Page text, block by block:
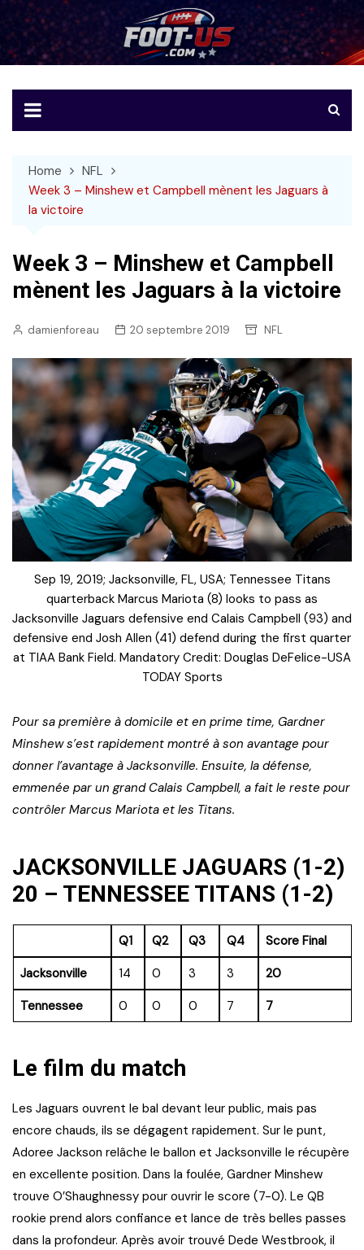
to
content
Foot-US
Le football américain en français
Home
NFL
Week 3 – Minshew et Campbell mènent les Jaguars à
la victoire
Week 3 – Minshew et Campbell
mènent les Jaguars à la victoire
damienforeau 20 septembre 2019 NFL
Sep 19, 2019; Jacksonville, FL, USA; Tennessee Titans
quarterback Marcus Mariota (8) looks to pass as
Jacksonville Jaguars defensive end Calais Campbell (93) and
defensive end Josh Allen (41) defend during the first quarter
at TIAA Bank Field. Mandatory Credit: Douglas DeFelice-USA
TODAY Sports
Pour sa première à domicile et en prime time, Gardner
Minshew s’est rapidement montré à son avantage pour
donner l’avantage à Jacksonville. Ensuite, la défense,
emmenée par un grand Calais Campbell, a fait le reste pour
contrôler Marcus Mariota et les Titans.
JACKSONVILLE JAGUARS (1-2)
20 – TENNESSEE TITANS (1-2)
Q1 Q2 Q3 Q4
Score Final
Jacksonville
14 0 3 3
20
Tennessee
0 0 0 7 7
Le film du match
Les Jaguars ouvrent le bal devant leur public, mais pas
encore chauds, ils se dégagent rapidement. Sur le punt,
Adoree Jackson relâche le ballon et Jacksonville le récupère
en excellente position. Dans la foulée, Gardner Minshew
trouve O’Shaughnessy pour ouvrir le score (7-0). Le QB
rookie prend alors confiance et lance de très belles passes
dans la profondeur. Après avoir trouvé Dede Westbrook, il